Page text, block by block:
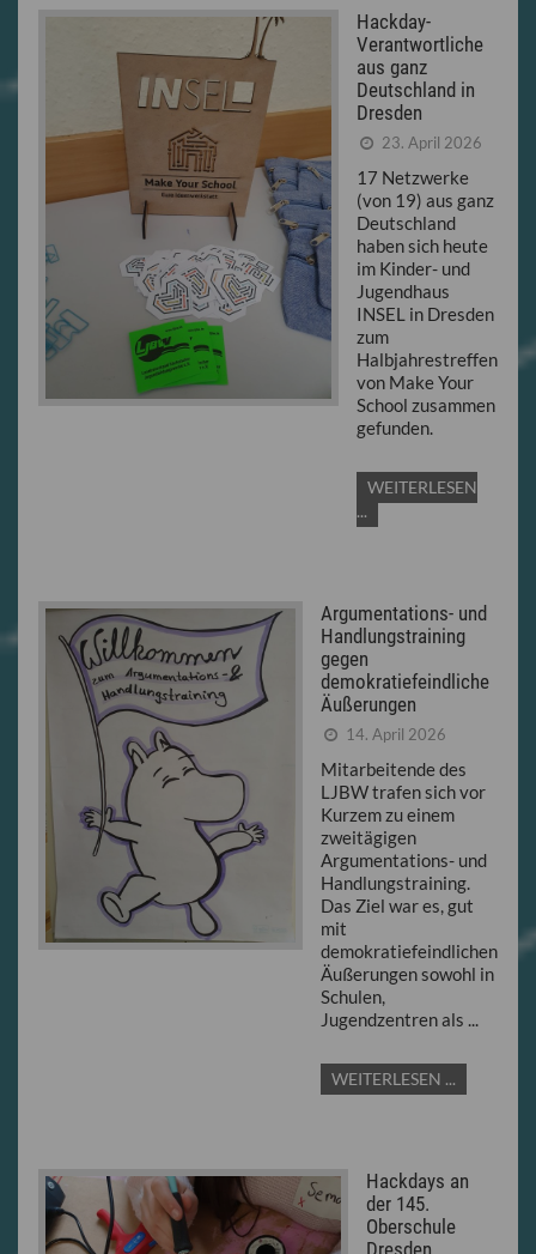
Hackday-
Verantwortliche
aus ganz
Deutschland in
Dresden
23. April 2026
17 Netzwerke
(von 19) aus ganz
Deutschland
haben sich heute
im Kinder- und
Jugendhaus
INSEL in Dresden
zum
Halbjahrestreffen
von Make Your
School zusammen
gefunden.
WEITERLESEN
...
Argumentations- und
Handlungstraining
gegen
demokratiefeindliche
Äußerungen
14. April 2026
Mitarbeitende des
LJBW trafen sich vor
Kurzem zu einem
zweitägigen
Argumentations- und
Handlungstraining.
Das Ziel war es, gut
mit
demokratiefeindlichen
Äußerungen sowohl in
Schulen,
Jugendzentren als ...
WEITERLESEN ...
Hackdays an
der 145.
Oberschule